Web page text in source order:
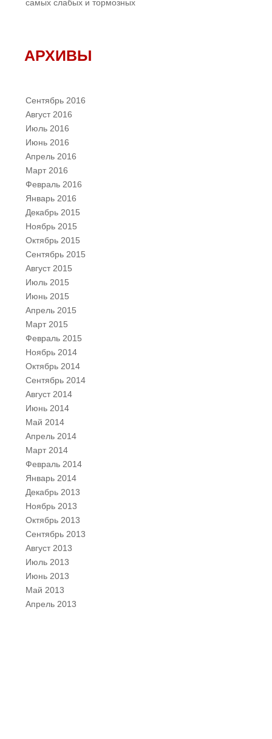
самых слабых и тормозных
АРХИВЫ
Сентябрь 2016
Август 2016
Июль 2016
Июнь 2016
Апрель 2016
Март 2016
Февраль 2016
Январь 2016
Декабрь 2015
Ноябрь 2015
Октябрь 2015
Сентябрь 2015
Август 2015
Июль 2015
Июнь 2015
Апрель 2015
Март 2015
Февраль 2015
Ноябрь 2014
Октябрь 2014
Сентябрь 2014
Август 2014
Июнь 2014
Май 2014
Апрель 2014
Март 2014
Февраль 2014
Январь 2014
Декабрь 2013
Ноябрь 2013
Октябрь 2013
Сентябрь 2013
Август 2013
Июль 2013
Июнь 2013
Май 2013
Апрель 2013